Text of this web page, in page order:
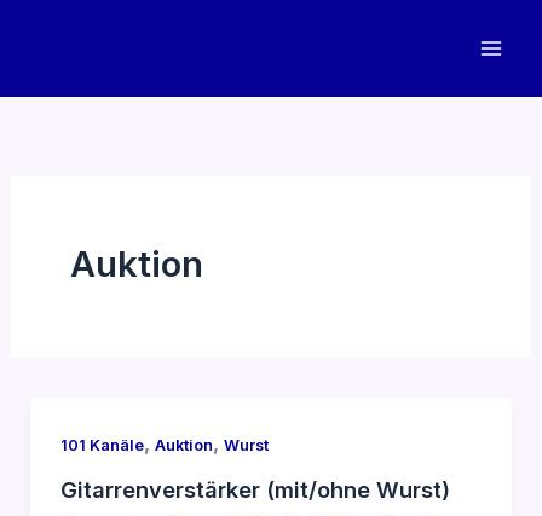
Auktion
101 Kanäle, Auktion, Wurst
Gitarrenverstärker (mit/ohne Wurst)